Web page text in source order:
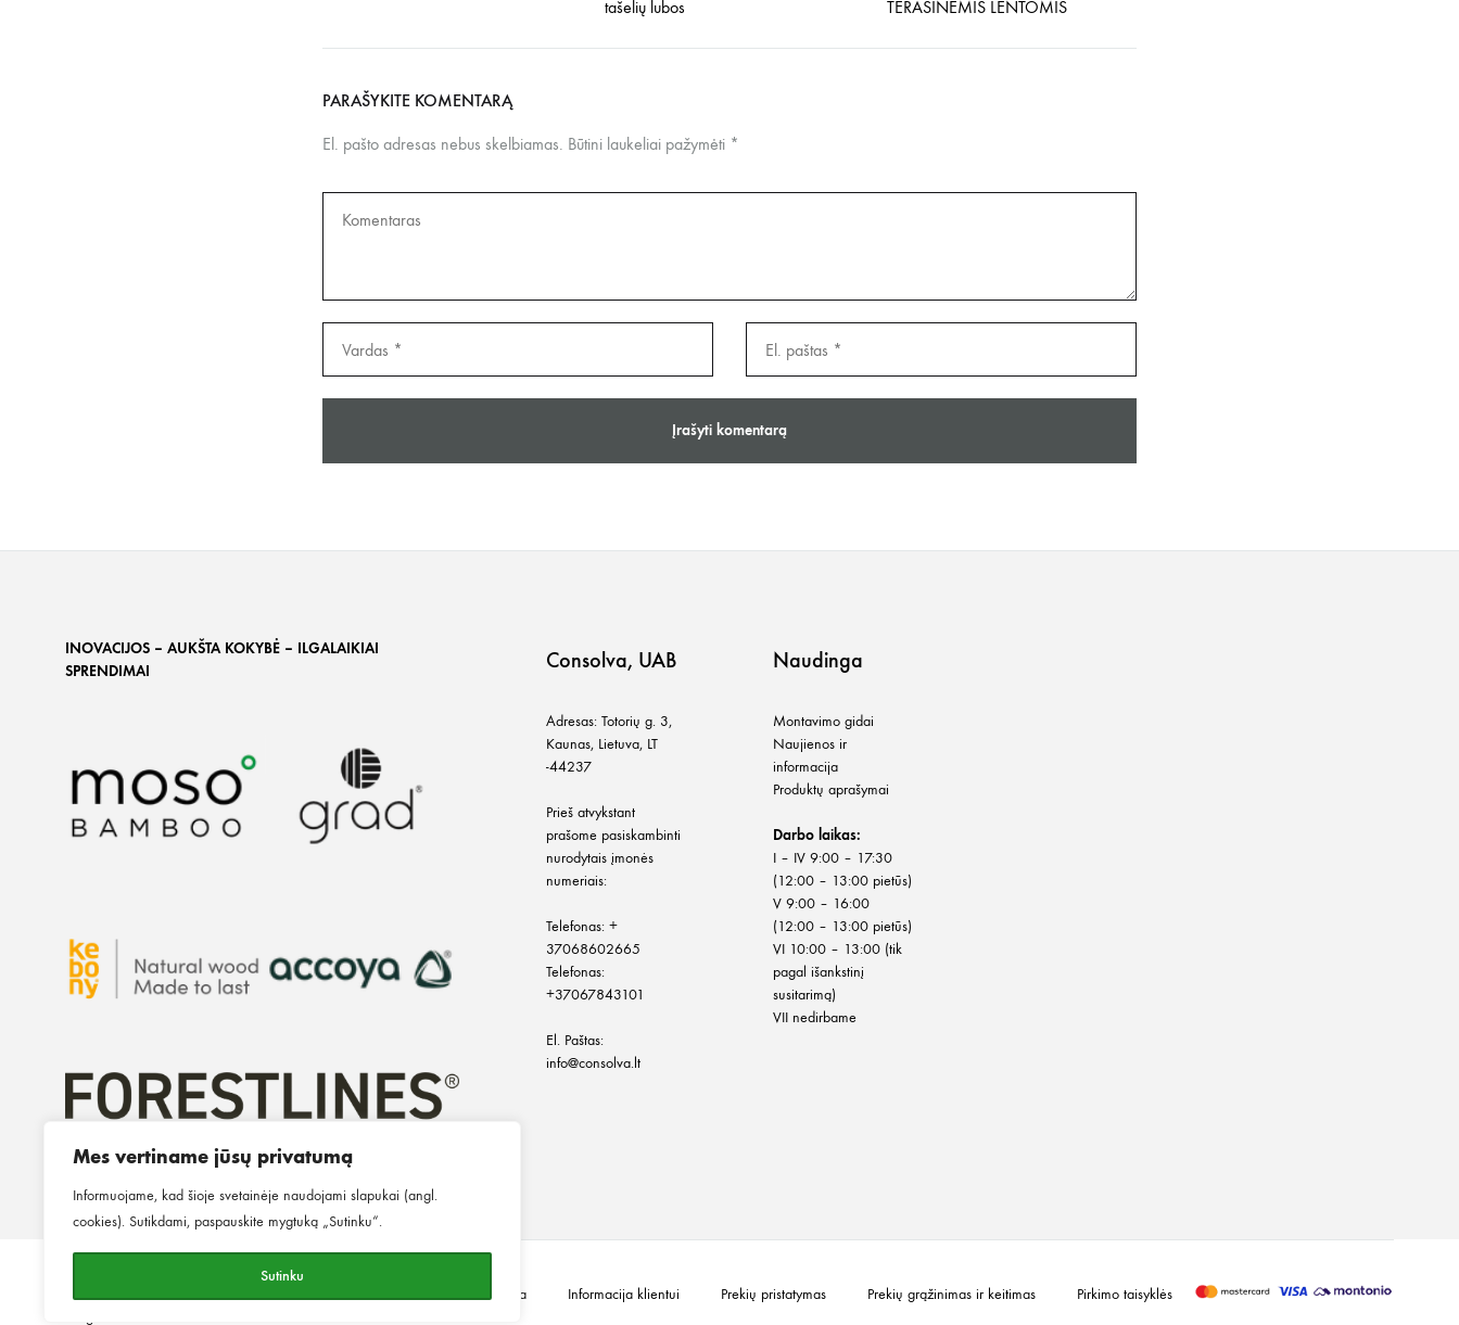
Mes vertiname jūsų privatumą
Informuojame, kad šioje svetainėje naudojami slapukai (angl.
cookies). Sutikdami, paspauskite mygtuką „Sutinku“.
Sutinku
tašelių lubos
TERASINĖMIS LENTOMIS
PARAŠYKITE KOMENTARĄ
El. pašto adresas nebus skelbiamas. Būtini laukeliai pažymėti *
INOVACIJOS – AUKŠTA KOKYBĖ – ILGALAIKIAI
SPRENDIMAI
Consolva, UAB
Adresas: Totorių g. 3,
Kaunas, Lietuva, LT
-44237
Prieš atvykstant
prašome pasiskambinti
nurodytais įmonės
numeriais:
Telefonas: +
37068602665
Telefonas:
+37067843101
El. Paštas:
info@consolva.lt
Naudinga
Montavimo gidai
Naujienos ir
informacija
Produktų aprašymai
Darbo laikas:
I – IV 9:00 – 17:30
(12:00 – 13:00 pietūs)
V 9:00 – 16:00
(12:00 – 13:00 pietūs)
VI 10:00 – 13:00 (tik
pagal išankstinį
susitarimą)
VII nedirbame
©2026MINGO.Visos teisės
Privatumo politika Slapukų politika Informacija klientui Prekių pristatymas Prekių grąžinimas ir keitimas Pirkimo taisyklės